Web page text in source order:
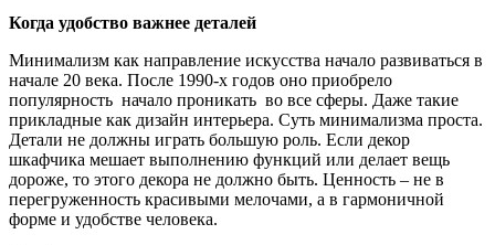
Когда удобство важнее деталей
Минимализм как направление искусства начало развиваться в
начале 20 века. После 1990-х годов оно приобрело
популярность начало проникать во все сферы. Даже такие
прикладные как дизайн интерьера. Суть минимализма проста.
Детали не должны играть большую роль. Если декор
шкафчика мешает выполнению функций или делает вещь
дороже, то этого декора не должно быть. Ценность – не в
перегруженность красивыми мелочами, а в гармоничной
форме и удобстве человека.